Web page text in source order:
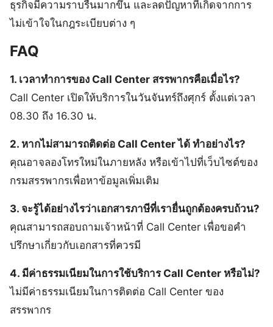
ธุรกิจมีความราบรื่นมากขึ้น และลดปัญหาที่เกิดจากการ
ไม่เข้าใจในกฎระเบียบต่าง ๆ
FAQ
1. เวลาทำการของ Call Center สรรพากรคือเมื่อไร?
Call Center เปิดให้บริการในวันจันทร์ถึงศุกร์ ตั้งแต่เวลา
08.30 ถึง 16.30 น.
2. หากไม่สามารถติดต่อ Call Center ได้ ทำอย่างไร?
คุณอาจลองโทรใหม่ในภายหลัง หรือเข้าไปที่เว็บไซต์ของ
กรมสรรพากรเพื่อหาข้อมูลเพิ่มเติม
3. จะรู้ได้อย่างไรว่าเอกสารภาษีที่เรายื่นถูกต้องครบถ้วน?
คุณสามารถสอบถามเจ้าหน้าที่ Call Center เพื่อขอคำ
ปรึกษาเกี่ยวกับเอกสารที่ควรมี
4. มีค่าธรรมเนียมในการใช้บริการ Call Center หรือไม่?
ไม่มีค่าธรรมเนียมในการติดต่อ Call Center ของ
สรรพากร